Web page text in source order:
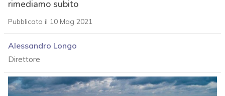
rimediamo subito
Pubblicato il 10 Mag 2021
Alessandro Longo
Direttore